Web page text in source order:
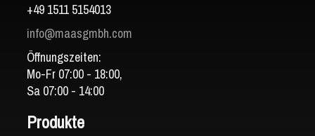
+49 1511 5154013
info@maasgmbh.com
Öffnungszeiten:
Mo-Fr 07:00 - 18:00,
Sa 07:00 - 14:00
Produkte